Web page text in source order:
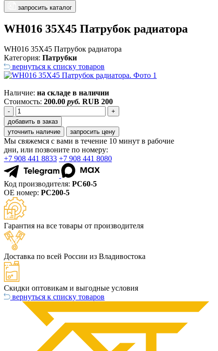
запросить каталог
WH016 35X45 Патрубок радиатора
WH016 35X45 Патрубок радиатора
Категория: Патрубки
вернуться к списку товаров
Наличие: на складе в наличии
Стоимость: 200.00 руб. RUB 200
-
+
добавить в заказ
уточнить наличие
запросить цену
Мы свяжемся с вами в течение 10 минут в рабочие
дни, или позвоните по номеру:
+7 908 441 8833 +7 908 441 8080
Код производителя: PC60-5
ОЕ номер: PC200-5
Гарантия на все товары от производителя
Доставка по всей России из Владивостока
Скидки оптовикам и выгодные условия
вернуться к списку товаров